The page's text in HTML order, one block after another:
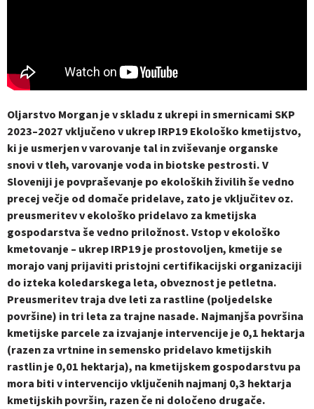
Oljarstvo Morgan je v skladu z ukrepi in smernicami SKP
2023–2027 vključeno v ukrep IRP19 Ekološko kmetijstvo,
ki je usmerjen v varovanje tal in zviševanje organske
snovi v tleh, varovanje voda in biotske pestrosti. V
Sloveniji je povpraševanje po ekoloških živilih še vedno
precej večje od domače pridelave, zato je vključitev oz.
preusmeritev v ekološko pridelavo za kmetijska
gospodarstva še vedno priložnost. Vstop v ekološko
kmetovanje – ukrep IRP19 je prostovoljen, kmetije se
morajo vanj prijaviti pristojni certifikacijski organizaciji
do izteka koledarskega leta, obveznost je petletna.
Preusmeritev traja dve leti za rastline (poljedelske
površine) in tri leta za trajne nasade. Najmanjša površina
kmetijske parcele za izvajanje intervencije je 0,1 hektarja
(razen za vrtnine in semensko pridelavo kmetijskih
rastlin je 0,01 hektarja), na kmetijskem gospodarstvu pa
mora biti v intervencijo vključenih najmanj 0,3 hektarja
kmetijskih površin, razen če ni določeno drugače.